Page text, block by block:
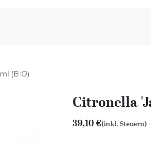
(BIO)
Citronella
39,10€(inkl. Steuern)